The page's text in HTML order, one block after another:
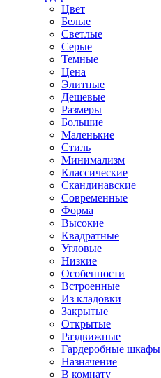
Цвет
Белые
Светлые
Серые
Темные
Цена
Элитные
Дешевые
Размеры
Большие
Маленькие
Стиль
Минимализм
Классические
Скандинавские
Современные
Форма
Высокие
Квадратные
Угловые
Низкие
Особенности
Встроенные
Из кладовки
Закрытые
Открытые
Раздвижные
Гардеробные шкафы
Назначение
В комнату